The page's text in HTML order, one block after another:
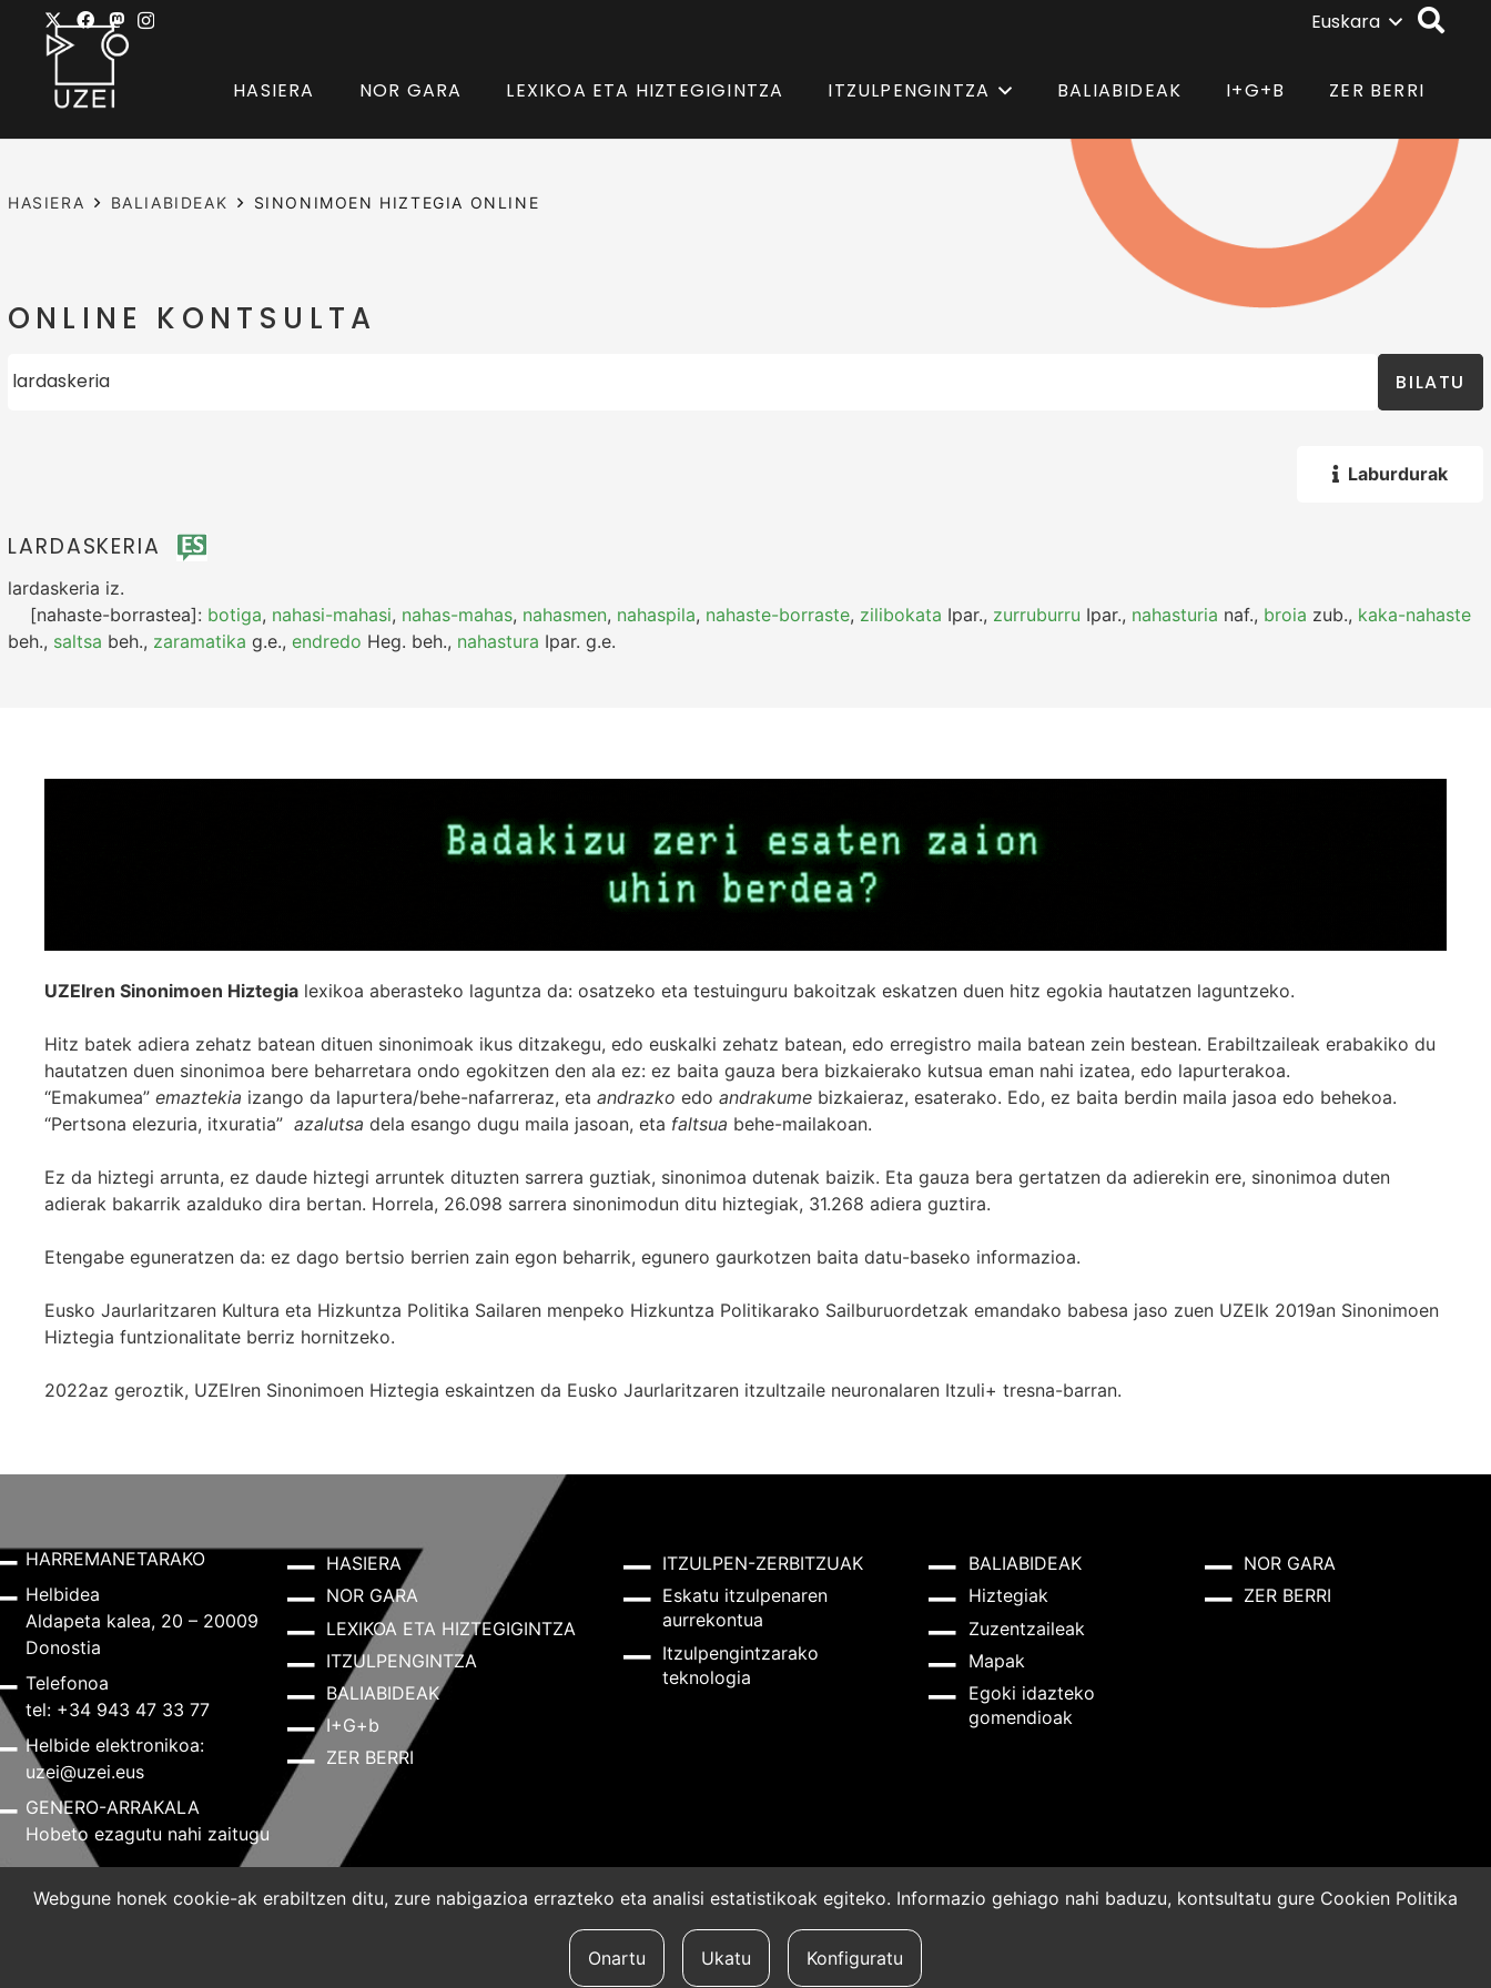
Euskara
HASIERA NOR GARA LEXIKOA ETA HIZTEGIGINTZA ITZULPENGINTZA BALIABIDEAK I+G+B ZER BERRI
HASIERA BALIABIDEAK SINONIMOEN HIZTEGIA ONLINE
ONLINE KONTSULTA
BILATU
Laburdurak
LARDASKERIA
lardaskeria iz.
[nahaste-borrastea]: botiga, nahasi-mahasi, nahas-mahas, nahasmen, nahaspila, nahaste-borraste, zilibokata Ipar., zurruburru Ipar., nahasturia naf., broia zub., kaka-nahaste
beh., saltsa beh., zaramatika g.e., endredo Heg. beh., nahastura Ipar. g.e.
UZEIren Sinonimoen Hiztegia lexikoa aberasteko laguntza da: osatzeko eta testuinguru bakoitzak eskatzen duen hitz egokia hautatzen laguntzeko.
Hitz batek adiera zehatz batean dituen sinonimoak ikus ditzakegu, edo euskalki zehatz batean, edo erregistro maila batean zein bestean. Erabiltzaileak erabakiko du
hautatzen duen sinonimoa bere beharretara ondo egokitzen den ala ez: ez baita gauza bera bizkaierako kutsua eman nahi izatea, edo lapurterakoa.
“Emakumea” emaztekia izango da lapurtera/behe-nafarreraz, eta andrazko edo andrakume bizkaieraz, esaterako. Edo, ez baita berdin maila jasoa edo behekoa.
“Pertsona elezuria, itxuratia” azalutsa dela esango dugu maila jasoan, eta faltsua behe-mailakoan.
Ez da hiztegi arrunta, ez daude hiztegi arruntek dituzten sarrera guztiak, sinonimoa dutenak baizik. Eta gauza bera gertatzen da adierekin ere, sinonimoa duten
adierak bakarrik azalduko dira bertan. Horrela, 26.098 sarrera sinonimodun ditu hiztegiak, 31.268 adiera guztira.
Etengabe eguneratzen da: ez dago bertsio berrien zain egon beharrik, egunero gaurkotzen baita datu-baseko informazioa.
Eusko Jaurlaritzaren Kultura eta Hizkuntza Politika Sailaren menpeko Hizkuntza Politikarako Sailburuordetzak emandako babesa jaso zuen UZEIk 2019an Sinonimoen
Hiztegia funtzionalitate berriz hornitzeko.
2022az geroztik, UZEIren Sinonimoen Hiztegia eskaintzen da Eusko Jaurlaritzaren itzultzaile neuronalaren Itzuli+ tresna-barran.
HARREMANETARAKO
Helbidea
Aldapeta kalea, 20 – 20009
Donostia
Telefonoa
tel: +34 943 47 33 77
Helbide elektronikoa:
uzei@uzei.eus
GENERO-ARRAKALA
Hobeto ezagutu nahi zaitugu
HASIERA
NOR GARA
LEXIKOA ETA HIZTEGIGINTZA
ITZULPENGINTZA
BALIABIDEAK
I+G+b
ZER BERRI
ITZULPEN-ZERBITZUAK
Eskatu itzulpenaren
aurrekontua
Itzulpengintzarako
teknologia
BALIABIDEAK
Hiztegiak
Zuzentzaileak
Mapak
Egoki idazteko
gomendioak
NOR GARA
ZER BERRI
Lege-oharra Cookie-politika
Webgune honek cookie-ak erabiltzen ditu, zure nabigazioa errazteko eta analisi estatistikoak egiteko. Informazio gehiago nahi baduzu, kontsultatu gure Cookien Politika
Onartu Ukatu Konfiguratu